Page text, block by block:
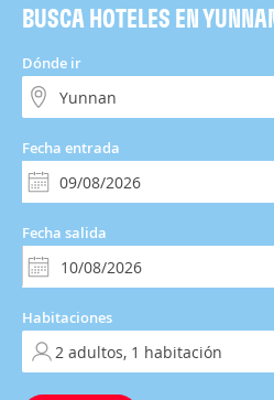
BUSCA HOTELES EN
Dónde ir
Fecha entrada
Fecha salida
Habitaciones